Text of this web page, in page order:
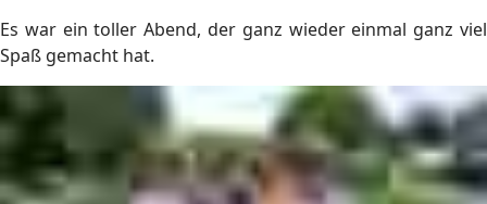
Es war ein toller Abend, der ganz wieder einmal ganz viel
Spaß gemacht hat.